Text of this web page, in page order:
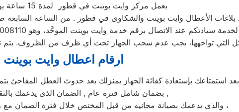
يعمل مركز وايت بوينت في قطور لمدة 15 ساعة يوميًا، وطوال أسبوع (15/7)
ارقام اعطال وايت بوينت
بعد استمتاعك بإستعادة كفائة الجهاز بمنزلك بعد حدوث العطل
بضمان شامل فترة عام , الضمان الذى يدعمك بالثقة فى جودة خدمة المختص ,
والذى يدعمك بصيانة مجانيه من قبل المختص خلال فترة الضمان مع زيارة بعد فترة للتأكد من سلامه وكفائة الجهاز ،